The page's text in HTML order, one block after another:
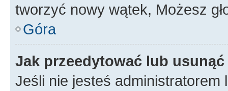
tworzyć nowy wątek, Możesz
Góra
Jak przeedytować lub
Jeśli nie jesteś